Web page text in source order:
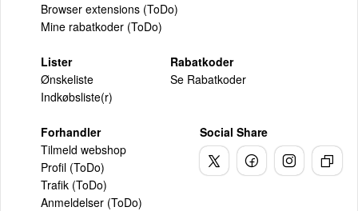
Browser extensions (ToDo)
Mine rabatkoder (ToDo)
Lister
Ønskeliste
Indkøbsliste(r)
Rabatkoder
Se Rabatkoder
Forhandler
Tilmeld webshop
Profil (ToDo)
Trafik (ToDo)
Anmeldelser (ToDo)
Social Share